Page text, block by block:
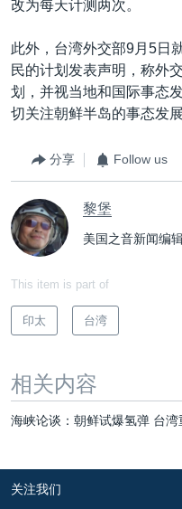
改为每天计测两次。
此外，台湾外交部9月5日
民的计划发表声明，称外
划，并视当地和国际事态
切关注朝鲜半岛的事态发
分享 Follow us
黎堡
美国之音新闻编
This item is part of
印太 台湾
相关内容
海峡论谈：朝鲜试爆氢弹 台湾
关注我们